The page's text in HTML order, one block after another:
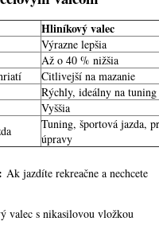
Hliníkový valec
Výrazne lepšia
Až o 40 % nižšia
Citlivejší na mazanie
Rýchly, ideálny na tuning
Vyššia
Tuning, športová jazda,
úpravy
Ak jazdíte rekreačne a nechcete
valec s nikasilovou vložkou